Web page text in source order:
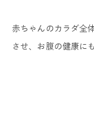
赤ちゃんのカラダ全
させ、お腹の健康に